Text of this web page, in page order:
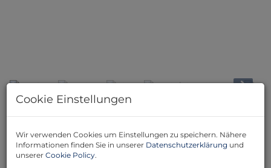
Beschreibung
Willkommen in Ihrem neuen Zuhause in 7201 Neudörfl,
im malerischen Burgenland! Diese exquisite
Cookie Einstellungen
Wir verwenden Cookies um Einstellungen zu speichern. Nähere
Informationen finden Sie in unserer Datenschutzerklärung und
unserer Cookie Policy.